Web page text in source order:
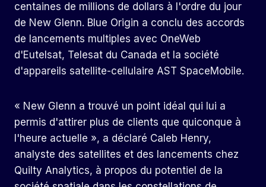
centaines de millions de dollars à l'ordre du jour
de New Glenn. Blue Origin a conclu des accords
de lancements multiples avec OneWeb
d'Eutelsat, Telesat du Canada et la société
d'appareils satellite-cellulaire AST SpaceMobile.
« New Glenn a trouvé un point idéal qui lui a
permis d'attirer plus de clients que quiconque à
l'heure actuelle », a déclaré Caleb Henry,
analyste des satellites et des lancements chez
Quilty Analytics, à propos du potentiel de la